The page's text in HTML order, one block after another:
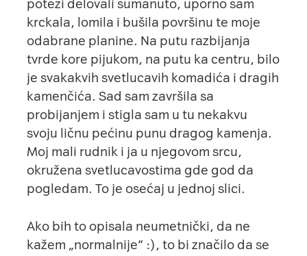
potezi delovali sumanuto, uporno sam
krckala, lomila i bušila površinu te moje
odabrane planine. Na putu razbijanja
tvrde kore pijukom, na putu ka centru, bilo
je svakakvih svetlucavih komadića i dragih
kamenčića. Sad sam završila sa
probijanjem i stigla sam u tu nekakvu
svoju ličnu pećinu punu dragog kamenja.
Moj mali rudnik i ja u njegovom srcu,
okružena svetlucavostima gde god da
pogledam. To je osećaj u jednoj slici.
Ako bih to opisala neumetnički, da ne
kažem „normalnije“ :), to bi značilo da se